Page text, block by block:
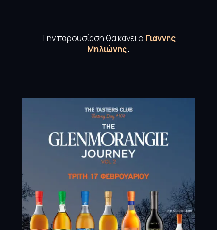
Tην παρουσίαση θα κάνει ο Γιάννης
Μηλιώνης.